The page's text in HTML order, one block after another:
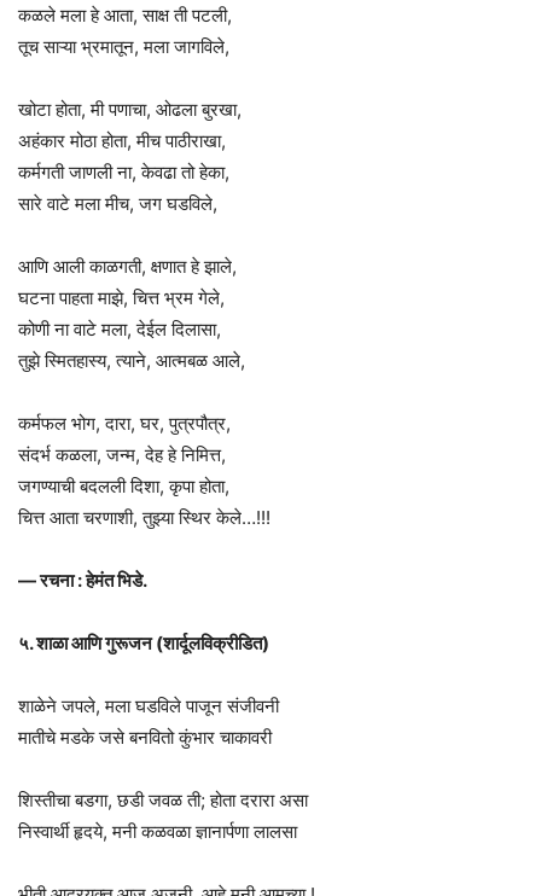
कळले मला हे आता, साक्ष ती पटली,
तूच साऱ्या भ्रमातून, मला जागविले,
खोटा होता, मी पणाचा, ओढला बुरखा,
अहंकार मोठा होता, मीच पाठीराखा,
कर्मगती जाणली ना, केवढा तो हेका,
सारे वाटे मला मीच, जग घडविले,
आणि आली काळगती, क्षणात हे झाले,
घटना पाहता माझे, चित्त भ्रम गेले,
कोणी ना वाटे मला, देईल दिलासा,
तुझे स्मितहास्य, त्याने, आत्मबळ आले,
कर्मफल भोग, दारा, घर, पुत्रपौत्र,
संदर्भ कळला, जन्म, देह हे निमित्त,
जगण्याची बदलली दिशा, कृपा होता,
चित्त आता चरणाशी, तुझ्या स्थिर केले…!!!
— रचना : हेमंत भिडे.
५. शाळा आणि गुरूजन (शार्दूलविक्रीडित)
शाळेने जपले, मला घडविले पाजून संजीवनी
मातीचे मडके जसे बनवितो कुंभार चाकावरी
शिस्तीचा बडगा, छडी जवळ ती; होता दरारा असा
निस्वार्थी हृदये, मनी कळवळा ज्ञानार्पणा लालसा